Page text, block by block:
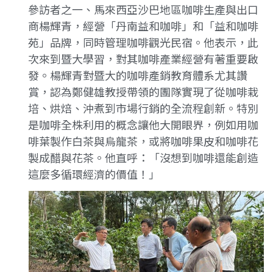
參訪者之一、馬來西亞沙巴地區咖啡生產與出口
商楊輝青，經營「丹南益和咖啡」和「益和咖啡
苑」品牌，同時管理咖啡觀光民宿。他表示，此
次來到暨大學習，對其咖啡產業經營有著重要啟
發。楊輝青對暨大的咖啡產銷教育體系尤其讚
賞，認為鄭健雄教授帶領的團隊實現了從咖啡栽
培、烘焙、沖煮到市場行銷的全流程創新。特別
是咖啡全株利用的概念讓他大開眼界，例如用咖
啡葉製作白茶與烏龍茶，或將咖啡果皮和咖啡花
製成醋與花茶。他直呼：「沒想到咖啡還能創造
這麼多循環經濟的價值！」